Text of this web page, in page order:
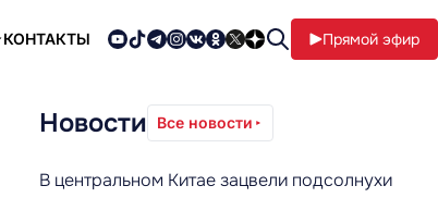
КОНТАКТЫ Прямой эфир
Новости Все новости
В центральном Китае зацвели подсолнухи